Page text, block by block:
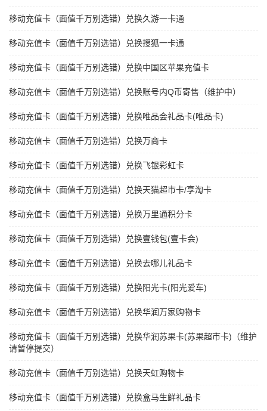
移动充值卡（面值千万别选错）兑换久游一卡通
移动充值卡（面值千万别选错）兑换搜狐一卡通
移动充值卡（面值千万别选错）兑换中国区苹果充值卡
移动充值卡（面值千万别选错）兑换账号内Q币寄售（维护中）
移动充值卡（面值千万别选错）兑换唯品会礼品卡(唯品卡)
移动充值卡（面值千万别选错）兑换万商卡
移动充值卡（面值千万别选错）兑换飞银彩虹卡
移动充值卡（面值千万别选错）兑换天猫超市卡/享淘卡
移动充值卡（面值千万别选错）兑换万里通积分卡
移动充值卡（面值千万别选错）兑换壹钱包(壹卡会)
移动充值卡（面值千万别选错）兑换去哪儿礼品卡
移动充值卡（面值千万别选错）兑换阳光卡(阳光爱车)
移动充值卡（面值千万别选错）兑换华润万家购物卡
移动充值卡（面值千万别选错）兑换华润苏果卡(苏果超市卡)（维护
请暂停提交）
移动充值卡（面值千万别选错）兑换天虹购物卡
移动充值卡（面值千万别选错）兑换盒马生鲜礼品卡